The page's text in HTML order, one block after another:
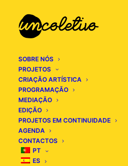
SOBRE NÓS
PROJETOS
CRIAÇÃO ARTÍSTICA
PROGRAMAÇÃO
MEDIAÇÃO
EDIÇÃO
PROJETOS EM CONTINUIDADE
AGENDA
CONTACTOS
PT
ES
« Todos os Eventos
Este evento já decorreu.
Lamento – Avis